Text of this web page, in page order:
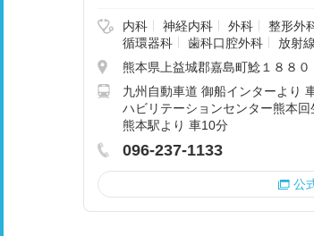
内科 神経内科 外科 整形外
循環器科
歯科口腔外科 放射
熊本県上益城郡嘉島町鯰１８８０
九州自動車道 御船インターより
ハビリテーションセンター熊本
熊本駅より 車10分
096-237-1133
公